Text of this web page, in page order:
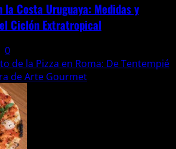
Costa Uruguaya: Medidas y
Ciclón Extratropical
0
de la Pizza en Roma: De Tentempié
de Arte Gourmet